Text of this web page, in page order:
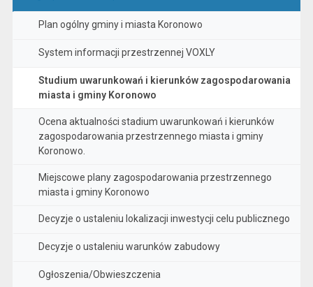
Plan ogólny gminy i miasta Koronowo
System informacji przestrzennej VOXLY
Studium uwarunkowań i kierunków zagospodarowania
miasta i gminy Koronowo
Ocena aktualności stadium uwarunkowań i kierunków
zagospodarowania przestrzennego miasta i gminy
Koronowo.
Miejscowe plany zagospodarowania przestrzennego
miasta i gminy Koronowo
Decyzje o ustaleniu lokalizacji inwestycji celu publicznego
Decyzje o ustaleniu warunków zabudowy
Ogłoszenia/Obwieszczenia